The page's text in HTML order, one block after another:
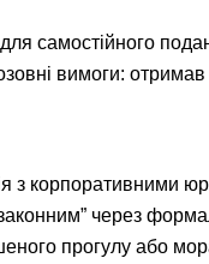
самостійного
вимоги:
з корпоративними
через
прогулу або